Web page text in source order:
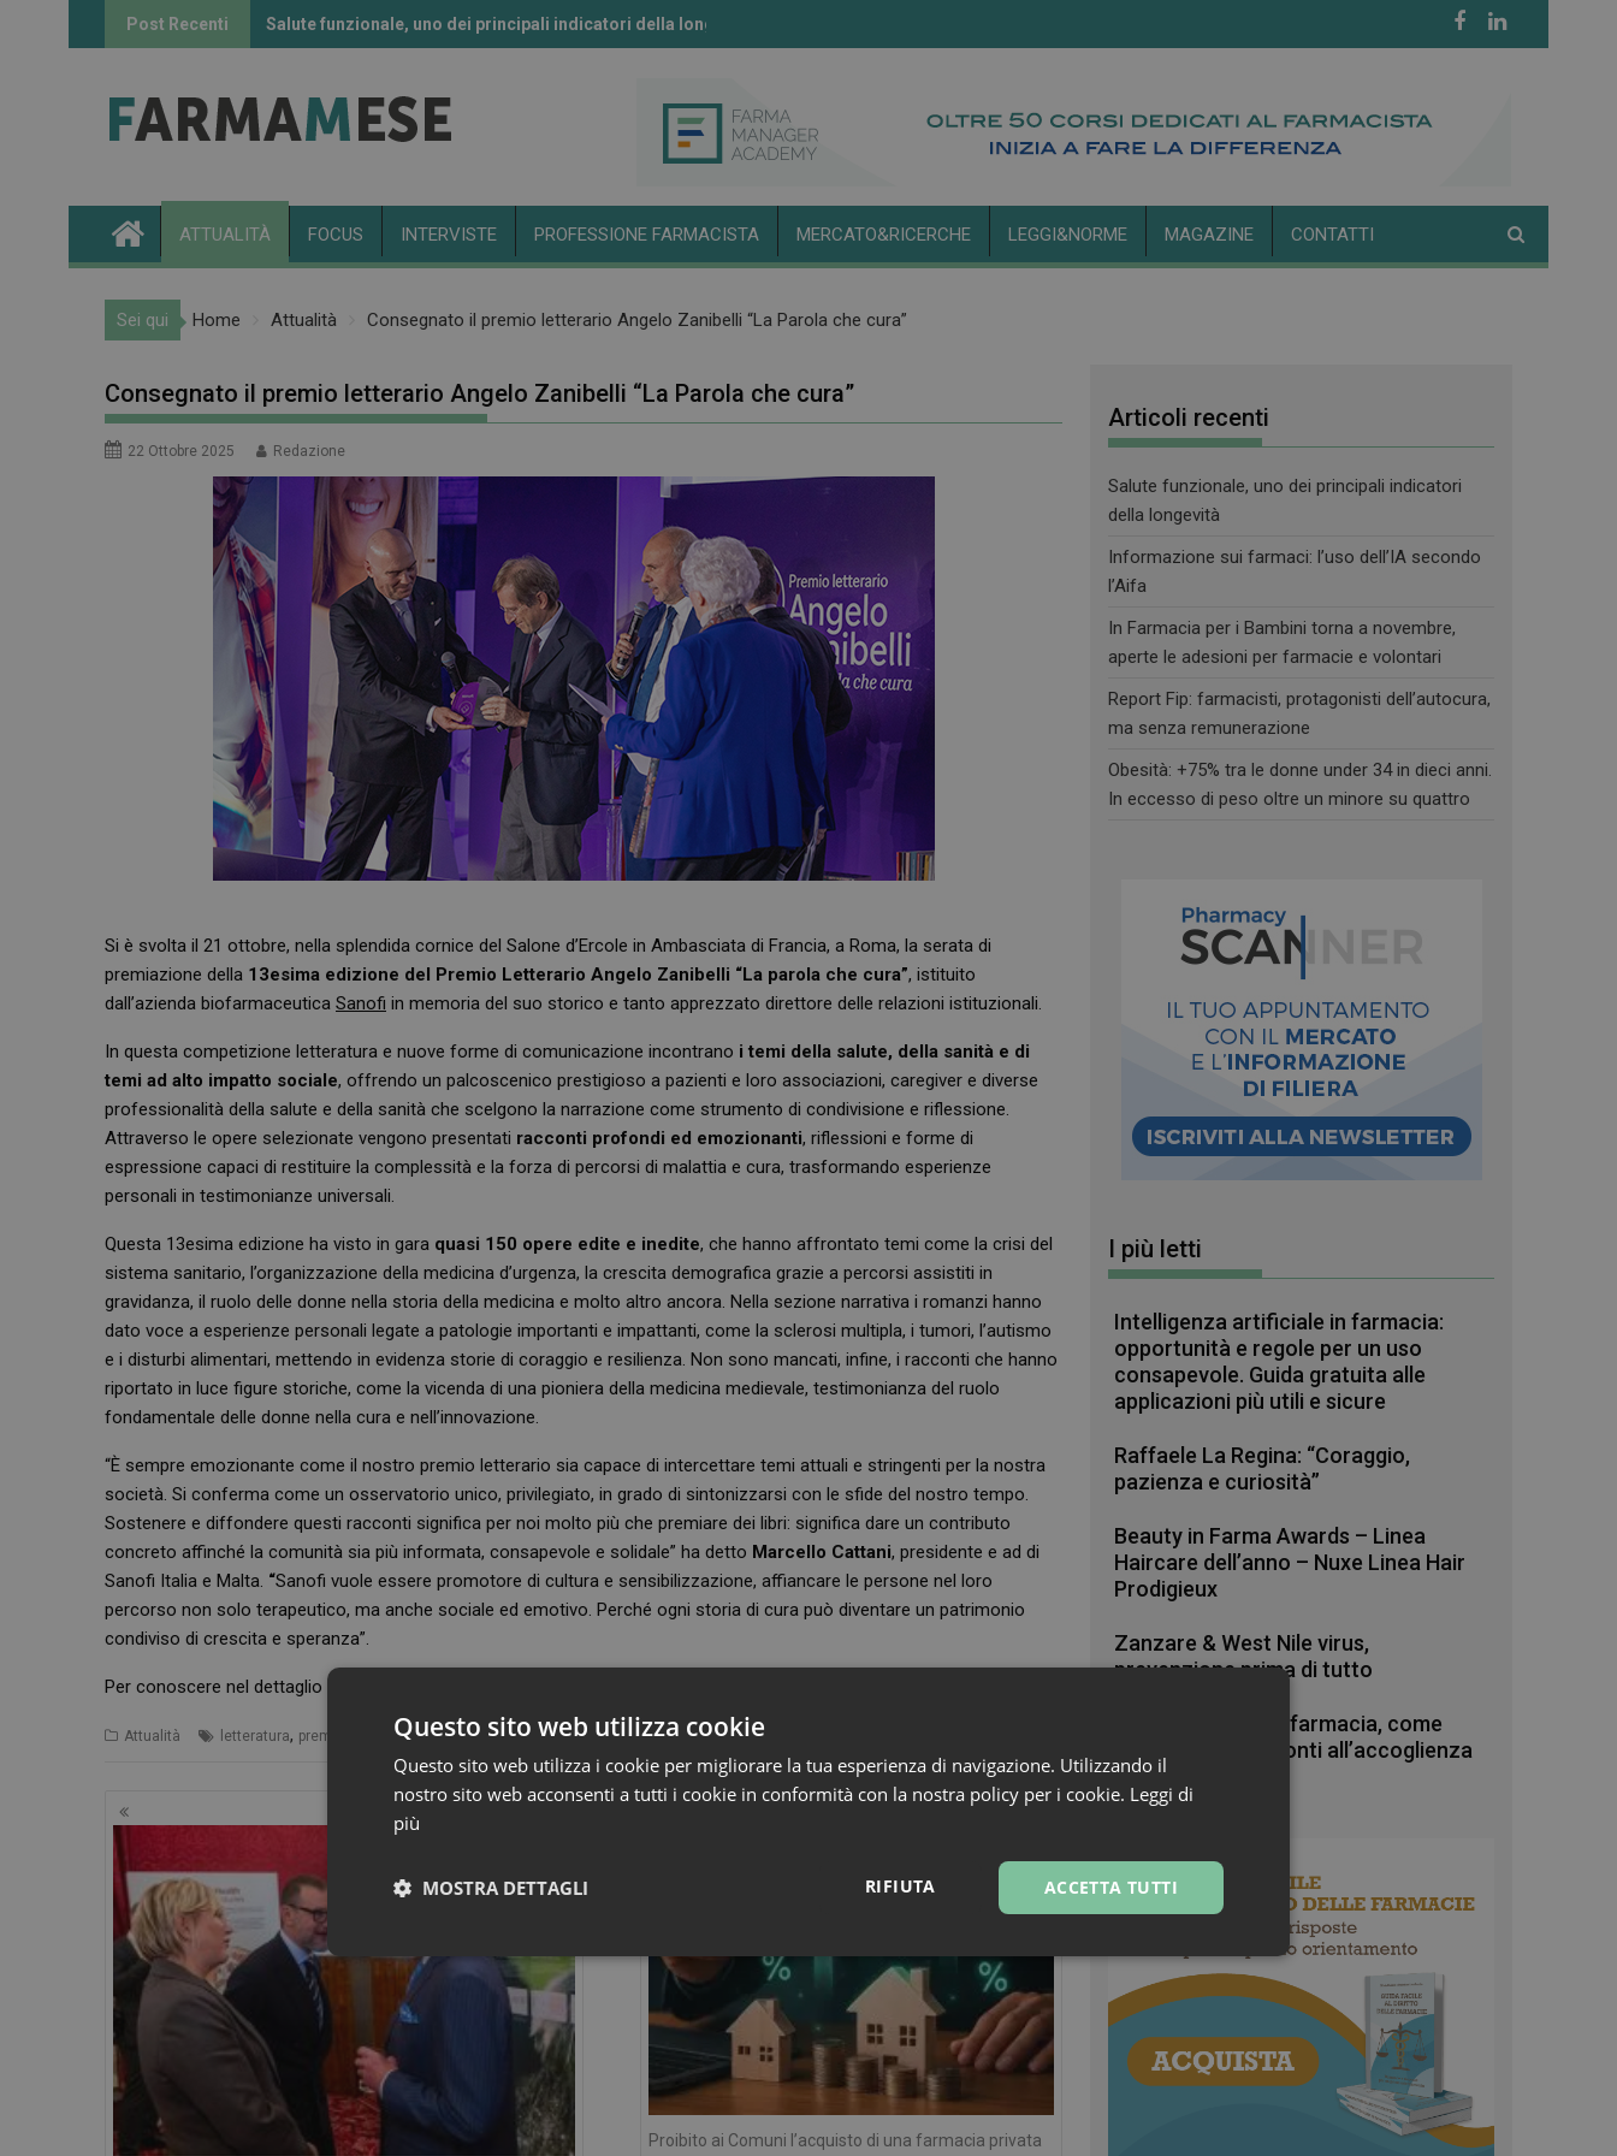
Post Recenti Salute funzionale, uno dei principali indicatori della longevità
Informazione sui farmaci: l’uso dell’IA secondo l’Aifa
ATTUALITÀ FOCUS INTERVISTE PROFESSIONE FARMACISTA MERCATO&RICERCHE LEGGI&NORME MAGAZINE CONTATTI
Sei qui Home Attualità Consegnato il premio letterario Angelo Zanibelli “La Parola che cura”
Consegnato il premio letterario Angelo Zanibelli “La Parola che cura”
22 Ottobre 2025 Redazione
Si è svolta il 21 ottobre, nella splendida cornice del Salone d’Ercole in Ambasciata di Francia, a Roma, la serata di
premiazione della 13esima edizione del Premio Letterario Angelo Zanibelli “La parola che cura”, istituito
dall’azienda biofarmaceutica Sanofi in memoria del suo storico e tanto apprezzato direttore delle relazioni istituzionali.
In questa competizione letteratura e nuove forme di comunicazione incontrano i temi della salute, della sanità e di
temi ad alto impatto sociale, offrendo un palcoscenico prestigioso a pazienti e loro associazioni, caregiver e diverse
professionalità della salute e della sanità che scelgono la narrazione come strumento di condivisione e riflessione.
Attraverso le opere selezionate vengono presentati racconti profondi ed emozionanti, riflessioni e forme di
espressione capaci di restituire la complessità e la forza di percorsi di malattia e cura, trasformando esperienze
personali in testimonianze universali.
Questa 13esima edizione ha visto in gara quasi 150 opere edite e inedite, che hanno affrontato temi come la crisi del
sistema sanitario, l’organizzazione della medicina d’urgenza, la crescita demografica grazie a percorsi assistiti in
gravidanza, il ruolo delle donne nella storia della medicina e molto altro ancora. Nella sezione narrativa i romanzi hanno
dato voce a esperienze personali legate a patologie importanti e impattanti, come la sclerosi multipla, i tumori, l’autismo
e i disturbi alimentari, mettendo in evidenza storie di coraggio e resilienza. Non sono mancati, infine, i racconti che hanno
riportato in luce figure storiche, come la vicenda di una pioniera della medicina medievale, testimonianza del ruolo
fondamentale delle donne nella cura e nell’innovazione.
“È sempre emozionante come il nostro premio letterario sia capace di intercettare temi attuali e stringenti per la nostra
società. Si conferma come un osservatorio unico, privilegiato, in grado di sintonizzarsi con le sfide del nostro tempo.
Sostenere e diffondere questi racconti significa per noi molto più che premiare dei libri: significa dare un contributo
concreto affinché la comunità sia più informata, consapevole e solidale” ha detto Marcello Cattani, presidente e ad di
Sanofi Italia e Malta. “Sanofi vuole essere promotore di cultura e sensibilizzazione, affiancare le persone nel loro
percorso non solo terapeutico, ma anche sociale ed emotivo. Perché ogni storia di cura può diventare un patrimonio
condiviso di crescita e speranza”.
Per conoscere nel dettaglio tutti i vincitori del premio “La parola che cura” c’è il sito internet
Attualità letteratura, premio
Navigazione
articoli
Proibito ai Comuni l’acquisto di una farmacia privata
Articoli recenti
Salute funzionale, uno dei principali indicatori
della longevità
Informazione sui farmaci: l’uso dell’IA secondo
l’Aifa
In Farmacia per i Bambini torna a novembre,
aperte le adesioni per farmacie e volontari
Report Fip: farmacisti, protagonisti dell’autocura,
ma senza remunerazione
Obesità: +75% tra le donne under 34 in dieci anni.
In eccesso di peso oltre un minore su quattro
I più letti
Intelligenza artificiale in farmacia:
opportunità e regole per un uso
consapevole. Guida gratuita alle
applicazioni più utili e sicure
Raffaele La Regina: “Coraggio,
pazienza e curiosità”
Beauty in Farma Awards – Linea
Haircare dell’anno – Nuxe Linea Hair
Prodigieux
Zanzare & West Nile virus,
prevenzione prima di tutto
Turisti stranieri in farmacia, come
essere sempre pronti all’accoglienza
Questo sito web utilizza cookie
Questo sito web utilizza i cookie per migliorare la tua esperienza di navigazione. Utilizzando il
nostro sito web acconsenti a tutti i cookie in conformità con la nostra policy per i cookie. Leggi di
più
ACCETTA TUTTI
RIFIUTA
MOSTRA DETTAGLI
Necessari Marketing Non classificati
Necessari Marketing Non classificati